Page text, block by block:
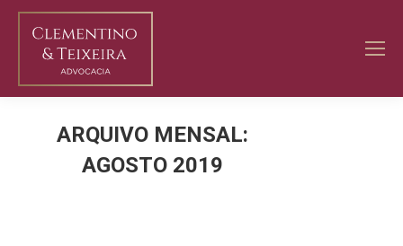
ARQUIVO MENSAL:
AGOSTO 2019